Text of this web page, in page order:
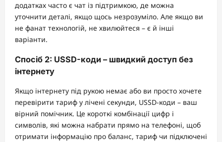
додатках часто є чат із підтримкою, де можна
уточнити деталі, якщо щось незрозуміло. Але якщо ви
не фанат технологій, не хвилюйтеся – є й інші
варіанти.
Спосіб 2: USSD-коди – швидкий доступ без
інтернету
Якщо інтернету під рукою немає або ви просто хочете
перевірити тариф у лічені секунди, USSD-коди – ваш
вірний помічник. Це короткі комбінації цифр і
символів, які можна набрати прямо на телефоні, щоб
отримати інформацію про баланс, тариф чи підключені